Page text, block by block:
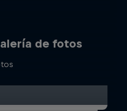
de fotos